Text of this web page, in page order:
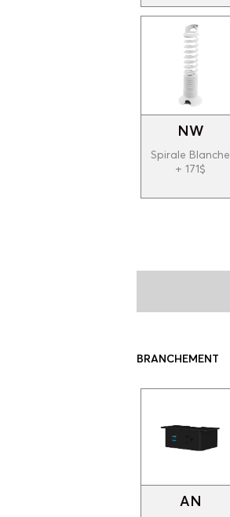
NW
Spirale Blanche
+ 171$
BRANCHEMENT
AN